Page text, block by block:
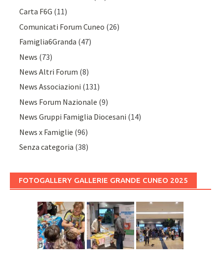
Carta F6G (11)
Comunicati Forum Cuneo (26)
Famiglia6Granda (47)
News (73)
News Altri Forum (8)
News Associazioni (131)
News Forum Nazionale (9)
News Gruppi Famiglia Diocesani (14)
News x Famiglie (96)
Senza categoria (38)
FOTOGALLERY GALLERIE GRANDE CUNEO 2025